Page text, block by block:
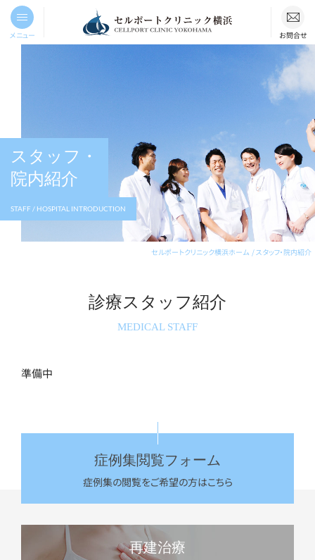
メニュー お問合せ
スタッフ・
院内紹介
STAFF / HOSPITAL INTRODUCTION
セルポートクリニック横浜ホーム スタッフ・院内紹介
診療スタッフ紹介
MEDICAL STAFF
準備中
症例集閲覧フォーム
症例集の閲覧をご希望の方はこちら
再建治療